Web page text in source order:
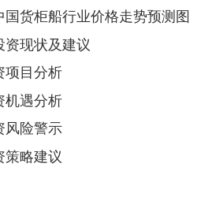
货柜船行业价格走势预测图
现状及建议
项目分析
机遇分析
风险警示
策略建议